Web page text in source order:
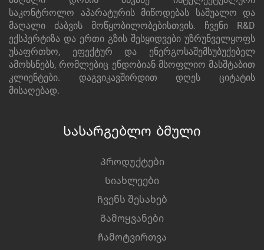
საკონტროლო აპარატურის მიწოდებას საშუალო და
მაღალი ძაბვის მოწყობილობებისთვის. ჩვენი R&D
ექსპერტიზა და ერთი გზის შესყიდვები უზრუნველყოფს
უსაფრთხო, ეფექტურ და ენერგოსაშემსუბუქებელ
ამოხსნებს, რომლებიც ენდობიან მსოფლიო მასშტაბით
კლიენტები. დაგვიკავშირდით დღეს ციტატის
მისაღებად.
Სასარგებლო ბმული
Პროდუქტები
Სიახლეები
Ჩვენს შესახებ
Გამოყვანები
Ჩამოტვირთვა